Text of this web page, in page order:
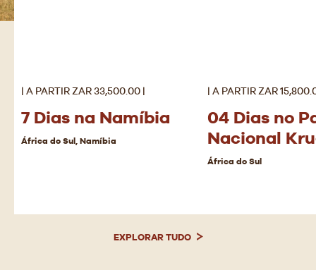
| A PARTIR ZAR 33,500.00 |
7 Dias na Namíbia
África do Sul, Namíbia
| A PARTIR ZAR
04 Dias no
Nacional
África do Sul
EXPLORAR TUDO